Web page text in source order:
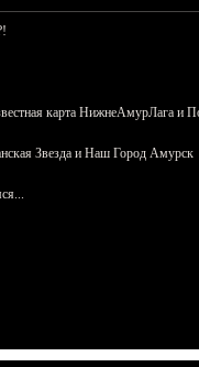
карта НижнеАмурЛага и
Звезда и Наш Город Амурск